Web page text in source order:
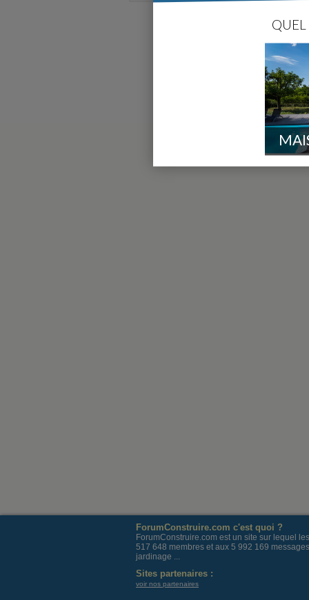
ForumConstruire.com c'est quoi ?
ForumConstruire.com est un site sur lequel
517 648 membres et aux 5 992 169
jardinage ...
Sites partenaires :
voir nos partenaires
QUEL